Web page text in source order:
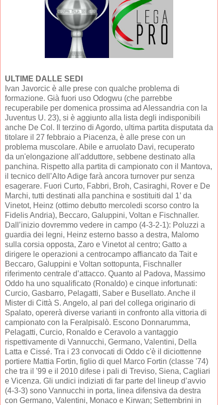
ULTIME DALLE SEDI
Ivan Javorcic è alle prese con qualche problema di
formazione. Già fuori uso Odogwu (che parrebbe
recuperabile per domenica prossima ad Alessandria con la
Juventus U. 23), si è aggiunto alla lista degli indisponibili
anche De Col. Il terzino di Agordo, ultima partita disputata da
titolare il 27 febbraio a Piacenza, è alle prese con un
problema muscolare. Abile e arruolato Davi, recuperato
da un'elongazione all'adduttore, sebbene destinato alla
panchina. Rispetto alla partita di campionato con il Mantova,
il tecnico dell’Alto Adige farà ancora turnover pur senza
esagerare. Fuori Curto, Fabbri, Broh, Casiraghi, Rover e De
Marchi, tutti destinati alla panchina e sostituiti dal 1’ da
Vinetot, Heinz (ottimo debutto mercoledi scorso contro la
Fidelis Andria), Beccaro, Galuppini, Voltan e Fischnaller.
Dall’inizio dovremmo vedere in campo (4-3-2-1): Poluzzi a
guardia dei legni, Heinz esterno basso a destra, Malomo
sulla corsia opposta, Zaro e Vinetot al centro; Gatto a
dirigere le operazioni a centrocampo affiancato da Tait e
Beccaro, Galuppini e Voltan sottopunta, Fischnaller
riferimento centrale d’attacco. Quanto al Padova, Massimo
Oddo ha uno squalificato (Ronaldo) e cinque infortunati:
Curcio, Gasbarro, Pelagatti, Saber e Busellato. Anche il
Mister di Città S. Angelo, al pari del collega originario di
Spalato, opererà diverse varianti in confronto alla vittoria di
campionato con la Feralpisalò. Escono Donnarumma,
Pelagatti, Curcio, Ronaldo e Ceravolo a vantaggio
rispettivamente di Vannucchi, Germano, Valentini, Della
Latta e Cissé. Tra i 23 convocati di Oddo c'è il diciottenne
portiere Mattia Fortin, figlio di quel Marco Fortin (classe '74)
che tra il '99 e il 2010 difese i pali di Treviso, Siena, Cagliari
e Vicenza. Gli undici indiziati di far parte del lineup d’avvio
(4-3-3) sono Vannucchi in porta, linea difensiva da destra
con Germano, Valentini, Monaco e Kirwan; Settembrini in